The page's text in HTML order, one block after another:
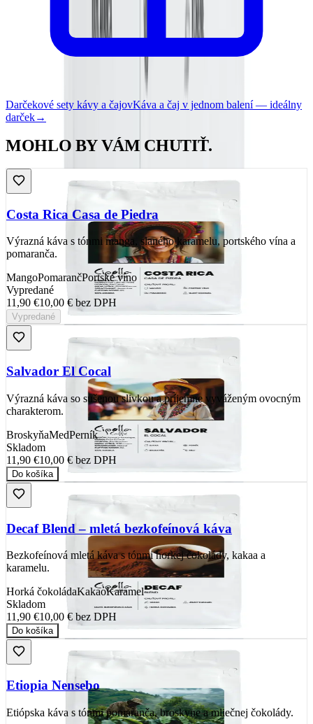
Darčekové sety kávy a čajovKáva a čaj v jednom balení — ideálny
darček→
MOHLO BY VÁM CHUTIŤ.
Costa Rica Casa de Piedra
Výrazná káva s tónmi manga, slaného karamelu, portského vína a
pomaranča.
MangoPomarančPortské víno
Vypredané
11,90 €10,00 € bez DPH
Vypredané
Salvador El Cocal
Výrazná káva so sušenou slivkou a príjemne vyváženým ovocným
charakterom.
BroskyňaMedPerník
Skladom
11,90 €10,00 € bez DPH
Do košíka
Decaf Blend – mletá bezkofeínová káva
Bezkofeínová mletá káva s tónmi horkej čokolády, kakaa a
karamelu.
Horká čokoládaKakaoKaramel
Skladom
11,90 €10,00 € bez DPH
Do košíka
Etiopia Nensebo
Etiópska káva s tónmi pomaranča, broskyne a mliečnej čokolády.